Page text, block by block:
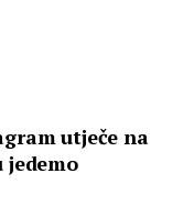
utječe na
jedemo